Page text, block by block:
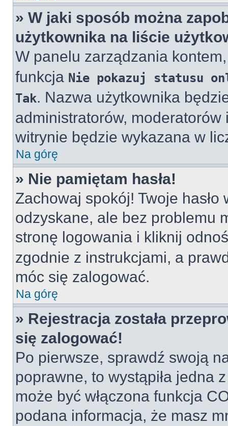
» W jaki sposób można
użytkownika na liście
W panelu zarządzania
funkcja Nie pokazuj statusu
Tak. Nazwa użytkownika
administratorów,
witrynie będzie wykazana w
Na górę
» Nie pamiętam hasła!
Zachowaj spokój! Twoje
odzyskane, ale bez problemu
stronę logowania i kliknij
zgodnie z instrukcjami, a
móc się zalogować.
Na górę
» Rejestracja została
się zalogować!
Po pierwsze, sprawdź swoją
poprawne, to wystąpiła jedna
może być włączona funkcja
podana informacja, że masz